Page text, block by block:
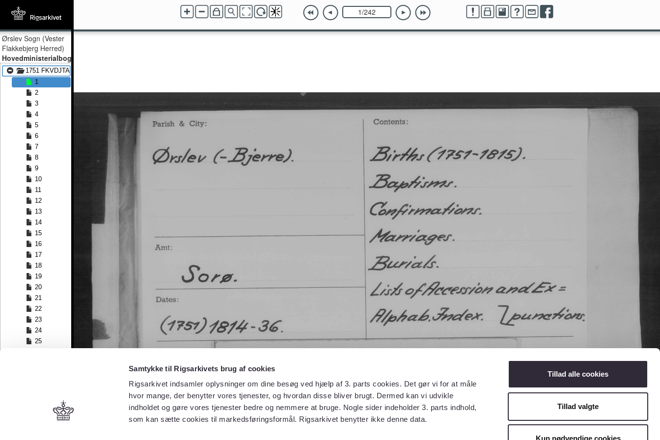
Samtykke til Rigsarkivets brug af cookies
Rigsarkivet indsamler oplysninger om dine besøg ved hjælp af 3. parts cookies. Det gør vi for at måle
hvor mange, der benytter vores tjenester, og hvordan disse bliver brugt. Dermed kan vi udvikle
indholdet og gøre vores tjenester bedre og nemmere at bruge. Nogle sider indeholder 3. parts indhold,
som kan sætte cookies til markedsføringsformål. Rigsarkivet benytter ikke denne data.
Tillad alle cookies
Tillad valgte
Kun nødvendige cookies
Ørslev Sogn (Vester
Flakkebjerg Herred)
Hovedministerialbog
1751 FKVDJTA - 1836 FKVDJTA
1
2
3
4
5
6
7
8
9
10
11
12
13
14
15
16
17
18
19
20
21
22
23
24
25